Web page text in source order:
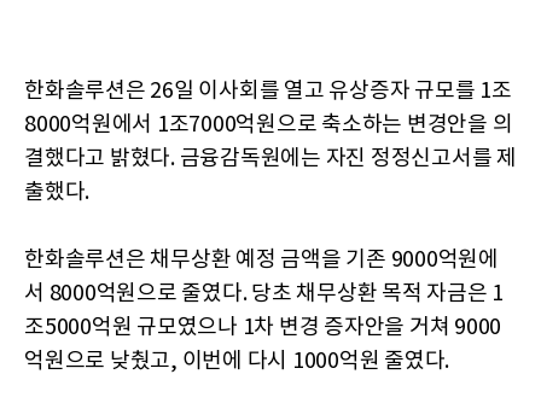
한화솔루션은 26일 이사회를 열고 유상증자 규모를 1조
8000억원에서 1조7000억원으로 축소하는 변경안을 의
결했다고 밝혔다. 금융감독원에는 자진 정정신고서를 제
출했다.
한화솔루션은 채무상환 예정 금액을 기존 9000억원에
서 8000억원으로 줄였다. 당초 채무상환 목적 자금은 1
조5000억원 규모였으나 1차 변경 증자안을 거쳐 9000
억원으로 낮췄고, 이번에 다시 1000억원 줄였다.